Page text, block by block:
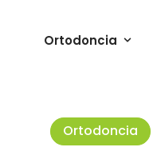
Ortodoncia
Ortodoncia